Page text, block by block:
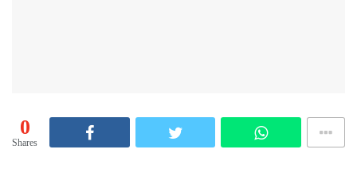
0
Shares